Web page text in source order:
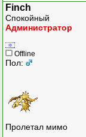
Finch
Спокойный
Администратор
Offline
Пол:
Пролетал мимо